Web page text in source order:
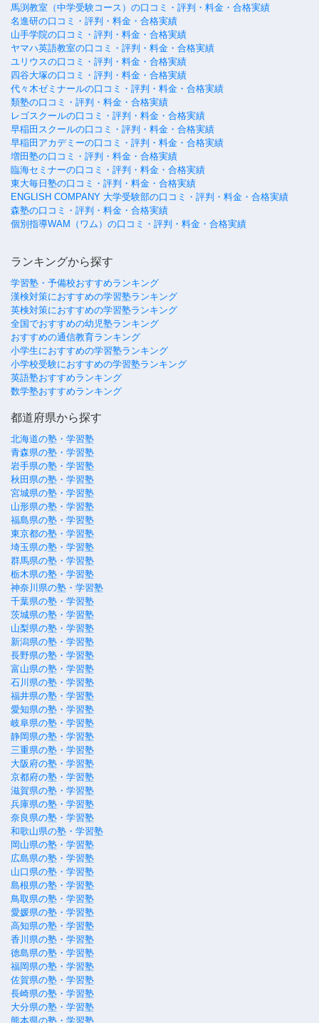
馬渕教室（中学受験コース）の口コミ・評判・料金・合格実績
名進研の口コミ・評判・料金・合格実績
山手学院の口コミ・評判・料金・合格実績
ヤマハ英語教室の口コミ・評判・料金・合格実績
ユリウスの口コミ・評判・料金・合格実績
四谷大塚の口コミ・評判・料金・合格実績
代々木ゼミナールの口コミ・評判・料金・合格実績
類塾の口コミ・評判・料金・合格実績
レゴスクールの口コミ・評判・料金・合格実績
早稲田スクールの口コミ・評判・料金・合格実績
早稲田アカデミーの口コミ・評判・料金・合格実績
増田塾の口コミ・評判・料金・合格実績
臨海セミナーの口コミ・評判・料金・合格実績
東大毎日塾の口コミ・評判・料金・合格実績
ENGLISH COMPANY 大学受験部の口コミ・評判・料金・合格実績
森塾の口コミ・評判・料金・合格実績
個別指導WAM（ワム）の口コミ・評判・料金・合格実績
ランキングから探す
学習塾・予備校おすすめランキング
漢検対策におすすめの学習塾ランキング
英検対策におすすめの学習塾ランキング
全国でおすすめの幼児塾ランキング
おすすめの通信教育ランキング
小学生におすすめの学習塾ランキング
小学校受験におすすめの学習塾ランキング
英語塾おすすめランキング
数学塾おすすめランキング
都道府県から探す
北海道の塾・学習塾
青森県の塾・学習塾
岩手県の塾・学習塾
秋田県の塾・学習塾
宮城県の塾・学習塾
山形県の塾・学習塾
福島県の塾・学習塾
東京都の塾・学習塾
埼玉県の塾・学習塾
群馬県の塾・学習塾
栃木県の塾・学習塾
神奈川県の塾・学習塾
千葉県の塾・学習塾
茨城県の塾・学習塾
山梨県の塾・学習塾
新潟県の塾・学習塾
長野県の塾・学習塾
富山県の塾・学習塾
石川県の塾・学習塾
福井県の塾・学習塾
愛知県の塾・学習塾
岐阜県の塾・学習塾
静岡県の塾・学習塾
三重県の塾・学習塾
大阪府の塾・学習塾
京都府の塾・学習塾
滋賀県の塾・学習塾
兵庫県の塾・学習塾
奈良県の塾・学習塾
和歌山県の塾・学習塾
岡山県の塾・学習塾
広島県の塾・学習塾
山口県の塾・学習塾
島根県の塾・学習塾
鳥取県の塾・学習塾
愛媛県の塾・学習塾
高知県の塾・学習塾
香川県の塾・学習塾
徳島県の塾・学習塾
福岡県の塾・学習塾
佐賀県の塾・学習塾
長崎県の塾・学習塾
大分県の塾・学習塾
熊本県の塾・学習塾